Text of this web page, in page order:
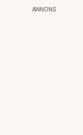
ANNONS